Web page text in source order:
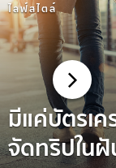
ไลฟ์สไตล์
มีแค่บัตรเ
จัดทริปในฝั